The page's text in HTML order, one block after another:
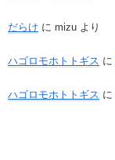
だらけ に mizu より
ハゴロモホトトギス に
ハゴロモホトトギス に